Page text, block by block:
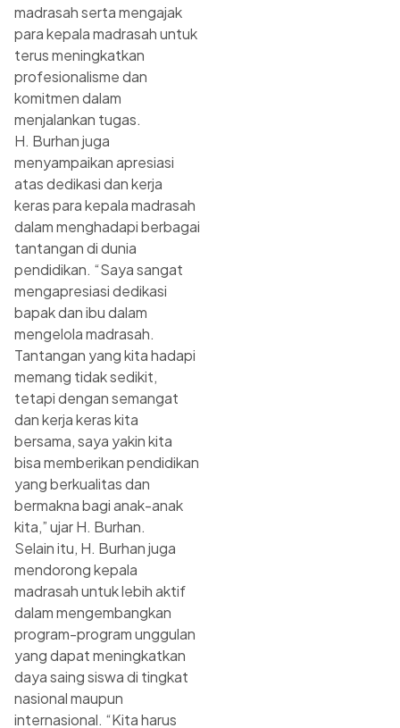
madrasah serta mengajak
para kepala madrasah untuk
terus meningkatkan
profesionalisme dan
komitmen dalam
menjalankan tugas.
H. Burhan juga
menyampaikan apresiasi
atas dedikasi dan kerja
keras para kepala madrasah
dalam menghadapi berbagai
tantangan di dunia
pendidikan. “Saya sangat
mengapresiasi dedikasi
bapak dan ibu dalam
mengelola madrasah.
Tantangan yang kita hadapi
memang tidak sedikit,
tetapi dengan semangat
dan kerja keras kita
bersama, saya yakin kita
bisa memberikan pendidikan
yang berkualitas dan
bermakna bagi anak-anak
kita,” ujar H. Burhan.
Selain itu, H. Burhan juga
mendorong kepala
madrasah untuk lebih aktif
dalam mengembangkan
program-program unggulan
yang dapat meningkatkan
daya saing siswa di tingkat
nasional maupun
internasional. “Kita harus